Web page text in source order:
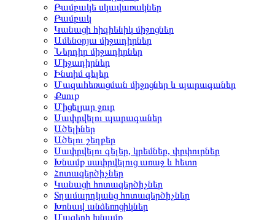
Բամբակե սկավառակներ
Բամբակ
Կանացի հիգիենիկ միջոցներ
Ամենօրյա միջադիրներ
Ներդիր միջադիրներ
Միջադիրներ
Ինտիմ գելեր
Մազահեռացման միջոցներ և պարագաներ
Քսուք
Միցելյար ջուր
Սափրվելու պարագաներ
Ածելիներ
Ածելու շեղբեր
Սափրվելու գելեր, կրեմներ, փրփուրներ
Խնամք սափրվելուց առաջ և հետո
Հոտազերծիչներ
Կանացի հոտազերծիչներ
Տղամարդկանց հոտազերծիչներ
Խոնավ անձեռոցիկներ
Մազերի խնամք